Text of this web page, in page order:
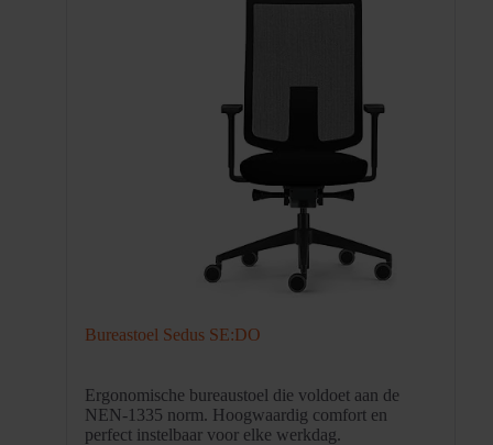
Bureastoel Sedus SE:DO
Ergonomische bureaustoel die voldoet aan de
NEN-1335 norm. Hoogwaardig comfort en
perfect instelbaar voor elke werkdag.